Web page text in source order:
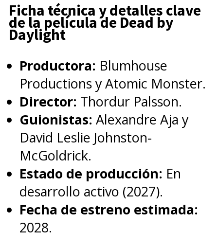
Ficha técnica y detalles clave
de la película de Dead by
Daylight
Productora: Blumhouse
Productions y Atomic Monster.
Director: Thordur Palsson.
Guionistas: Alexandre Aja y
David Leslie Johnston-
McGoldrick.
Estado de producción: En
desarrollo activo (2027).
Fecha de estreno estimada:
2028.